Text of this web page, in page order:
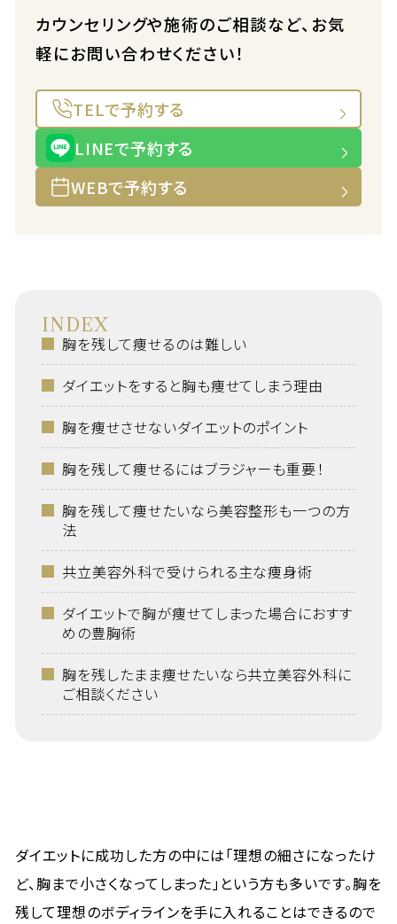
カウンセリングや施術のご相談など、お気
軽にお問い合わせください！
TELで予約する
LINEで予約する
WEBで予約する
INDEX
胸を残して痩せるのは難しい
ダイエットをすると胸も痩せてしまう理由
胸を痩せさせないダイエットのポイント
胸を残して痩せるにはブラジャーも重要！
胸を残して痩せたいなら美容整形も一つの方
法
共立美容外科で受けられる主な痩身術
ダイエットで胸が痩せてしまった場合におすす
めの豊胸術
胸を残したまま痩せたいなら共立美容外科に
ご相談ください
ダイエットに成功した方の中には「理想の細さになったけ
ど、胸まで小さくなってしまった」という方も多いです。胸を
残して理想のボディラインを手に入れることはできるので